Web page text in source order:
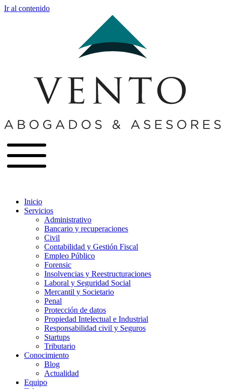
Ir al contenido
Inicio
Servicios
Administrativo
Bancario y recuperaciones
Civil
Contabilidad y Gestión Fiscal
Empleo Público
Forensic
Insolvencias y Reestructuraciones
Laboral y Seguridad Social
Mercantil y Societario
Penal
Protección de datos
Propiedad Intelectual e Industrial
Responsabilidad civil y Seguros
Startups
Tributario
Conocimiento
Blog
Actualidad
Equipo